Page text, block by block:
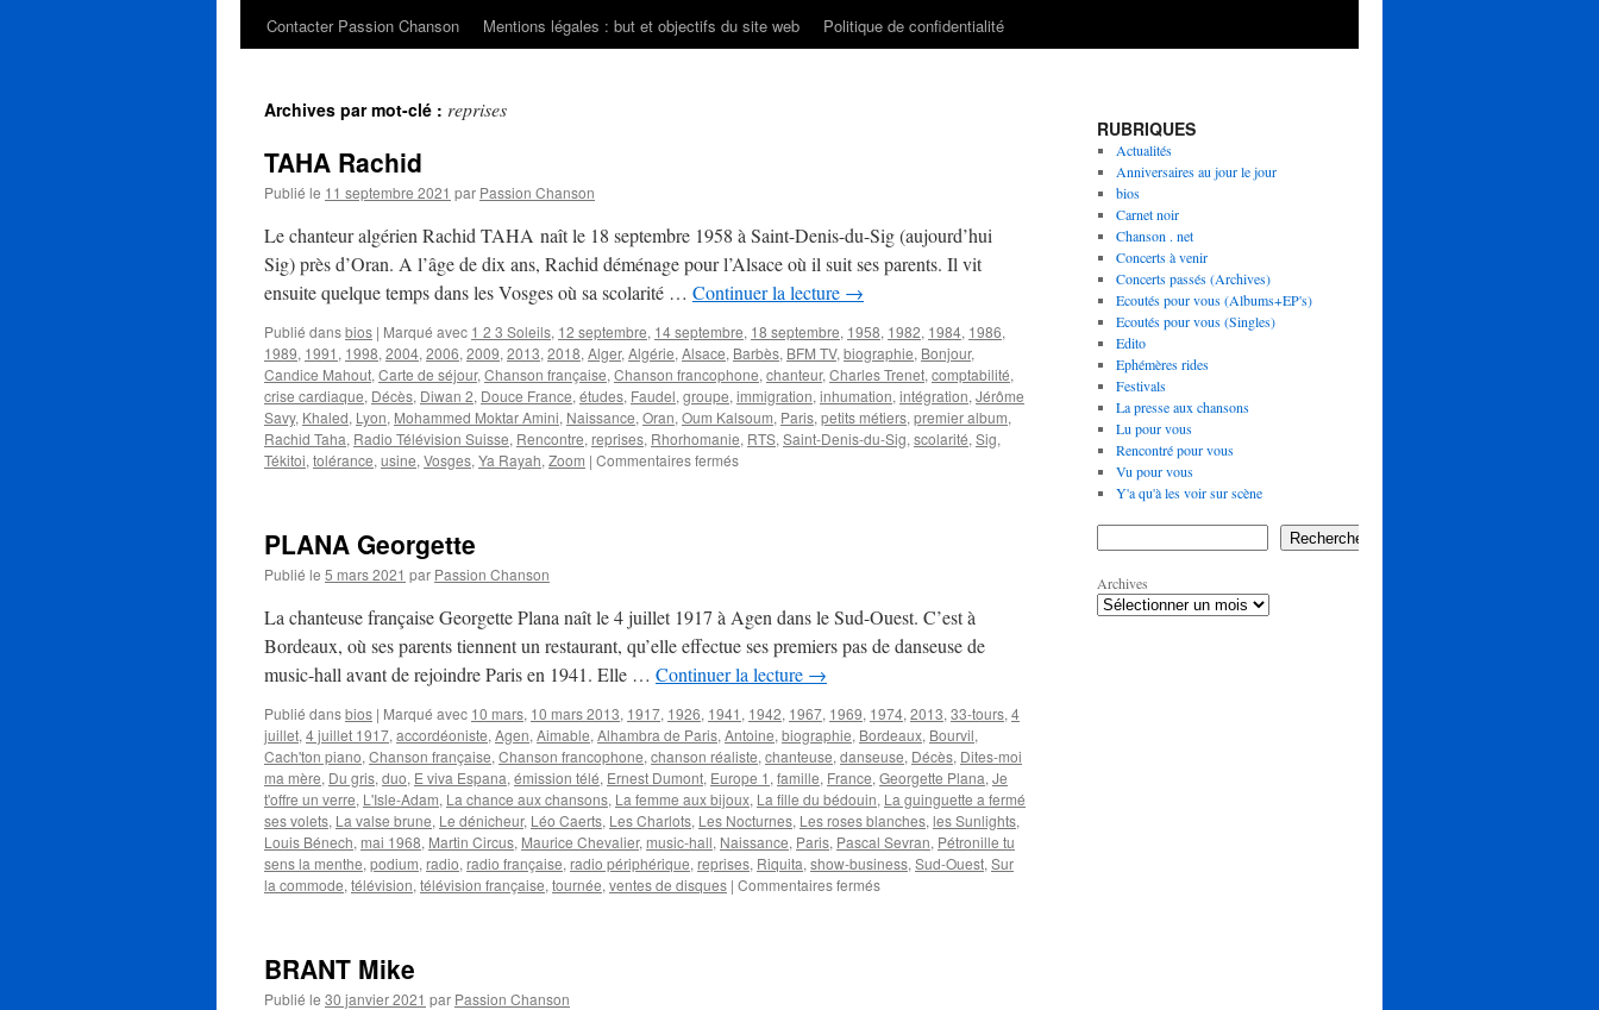
Contacter Passion Chanson
Mentions légales : but et objectifs du site web Politique de confidentialité
Archives par mot-clé : reprises
TAHA Rachid
Publié le 11 septembre 2021 par Passion Chanson
Le chanteur algérien Rachid TAHA naît le 18 septembre 1958 à Saint-Denis-du-Sig (aujourd’hui
Sig) près d’Oran. A l’âge de dix ans, Rachid déménage pour l’Alsace où il suit ses parents. Il vit
ensuite quelque temps dans les Vosges où sa scolarité … Continuer la lecture →
Publié dansbios | Marqué avec 1 2 3 Soleils, 12 septembre, 14 septembre, 18 septembre, 1958, 1982, 1984, 1986,
1989, 1991 , 1998, 2004, 2006, 2009, 2013, 2018, Alger, Algérie, Alsace, Barbès, BFM TV, biographie, Bonjour,
Candice Mahout, Carte de séjour, Chanson française, Chanson francophone, chanteur, Charles Trenet, comptabilité,
crise cardiaque, Décès, Diwan 2, Douce France, études, Faudel, groupe, immigration, inhumation, intégration, Jérôme
Savy, Khaled, Lyon, Mohammed Moktar Amini, Naissance, Oran, Oum Kalsoum, Paris, petits métiers, premier album,
Rachid Taha, Radio Télévision Suisse, Rencontre, reprises, Rhorhomanie, RTS, Saint-Denis-du-Sig, scolarité, Sig,
Tékitoi, tolérance, usine, Vosges, Ya Rayah, Zoom | Commentaires ferméssur
PLANA Georgette
Publié le 5 mars 2021 par Passion Chanson
La chanteuse française Georgette Plana naît le 4 juillet 1917 à Agen dans le Sud-Ouest. C’est à
Bordeaux, où ses parents tiennent un restaurant, qu’elle effectue ses premiers pas de danseuse de
music-hall avant de rejoindre Paris en 1941. Elle … Continuer la lecture →
Publié dansbios | Marqué avec 10 mars, 10 mars 2013, 1917, 1926, 1941 , 1942, 1967, 1969, 1974, 2013, 33-tours, 4
juillet, 4 juillet 1917, accordéoniste, Agen, Aimable, Alhambra de Paris, Antoine, biographie, Bordeaux, Bourvil,
Cach'ton piano, Chanson française, Chanson francophone, chanson réaliste, chanteuse, danseuse, Décès, Dites-moi
ma mère, Du gris, duo, E viva Espana, émission télé, Ernest Dumont, Europe 1 , famille, France, Georgette Plana, Je
t'offre un verre, L'Isle-Adam, La chance aux chansons, La femme aux bijoux, La fille du bédouin, La guinguette a fermé
ses volets, La valse brune, Le dénicheur, Léo Caerts, Les Charlots, Les Nocturnes, Les roses blanches, les Sunlights,
Louis Bénech, mai 1968, Martin Circus, Maurice Chevalier, music-hall, Naissance, Paris, Pascal Sevran, Pétronille tu
sens la menthe, podium, radio, radio française, radio périphérique, reprises, Riquita, show-business, Sud-Ouest, Sur
la commode, télévision, télévision française, tournée, ventes de disques | Commentaires ferméssur
BRANT Mike
Publié le 30 janvier 2021 par Passion Chanson
RUBRIQUES
Actualités
Anniversaires au jour le jour
bios
Carnet noir
Chanson . net
Concerts à venir
Concerts passés (Archives)
Ecoutés pour vous (Albums+EP's)
Ecoutés pour vous (Singles)
Edito
Ephémères rides
Festivals
La presse aux chansons
Lu pour vous
Rencontré pour vous
Vu pour vous
Y'a qu'à les voir sur scène
Rechercher
Archives